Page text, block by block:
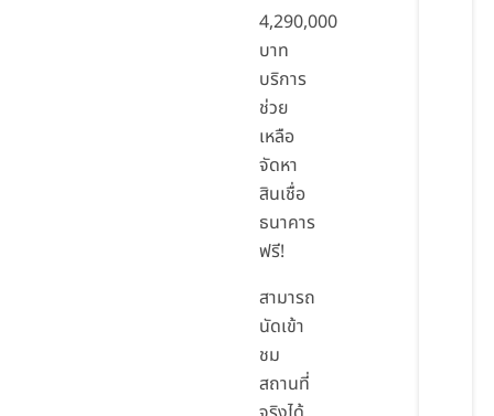
4,290,000
บาท
บริการ
ช่วย
เหลือ
จัดหา
สินเชื่อ
ธนาคาร
ฟรี!
สามารถ
นัดเข้า
ชม
สถานที่